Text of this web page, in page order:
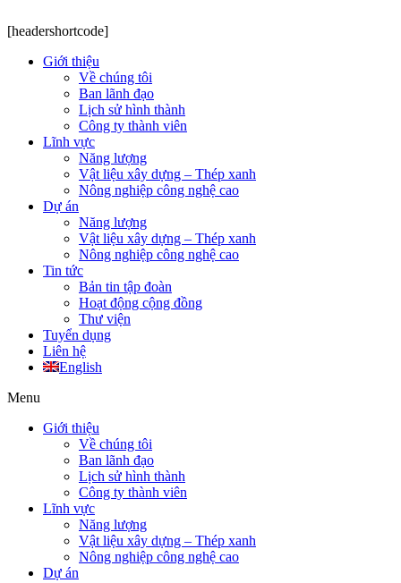
[headershortcode]
Giới thiệu
Về chúng tôi
Ban lãnh đạo
Lịch sử hình thành
Công ty thành viên
Lĩnh vực
Năng lượng
Vật liệu xây dựng – Thép xanh
Nông nghiệp công nghệ cao
Dự án
Năng lượng
Vật liệu xây dựng – Thép xanh
Nông nghiệp công nghệ cao
Tin tức
Bản tin tập đoàn
Hoạt động cộng đồng
Thư viện
Tuyển dụng
Liên hệ
English
Menu
Giới thiệu
Về chúng tôi
Ban lãnh đạo
Lịch sử hình thành
Công ty thành viên
Lĩnh vực
Năng lượng
Vật liệu xây dựng – Thép xanh
Nông nghiệp công nghệ cao
Dự án